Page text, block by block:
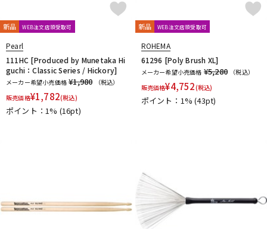
新品 WEB注文店頭受取可
Pearl
111HC [Produced by Munetaka Hi
guchi：Classic Series / Hickory]
メーカー希望小売価格 ¥1,980
（税込）
販売価格¥1,782(税込)
ポイント：1% (16pt)
新品 WEB注文店頭受取可
ROHEMA
61296 [Poly Brush XL]
メーカー希望小売価格 ¥5,280
（税込）
販売価格¥4,752(税込)
ポイント：1%(43pt)